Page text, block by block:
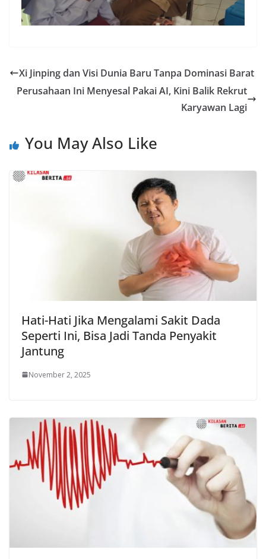
Xi Jinping dan Visi Dunia Baru Tanpa Dominasi Barat
Perusahaan Ini Menyesal Pakai AI, Kini Balik Rekrut
Karyawan Lagi
You May Also Like
Hati-Hati Jika Mengalami Sakit Dada
Seperti Ini, Bisa Jadi Tanda Penyakit
Jantung
November 2, 2025